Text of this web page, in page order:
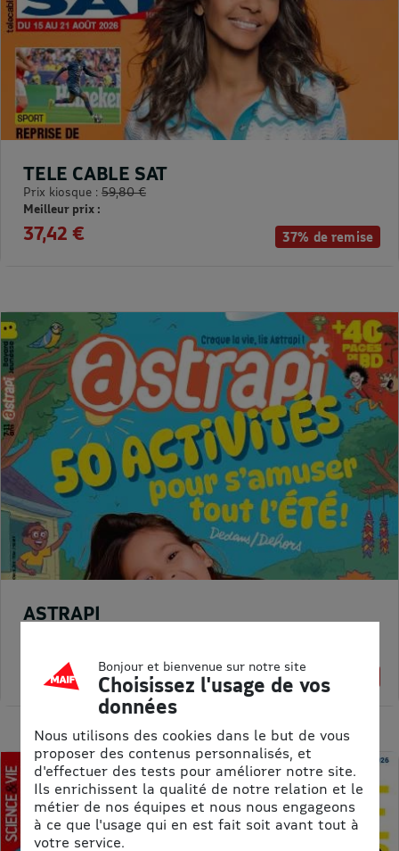
37% de remise
TELE CABLE SAT
Prix kiosque : 59,80 €
Meilleur prix :
37,42 €
ASTRAPI
61,75 € Bonjour et bienvenue sur notre site
Choisissez l'usage de vos
données
Nous utilisons des cookies dans le but de vous
proposer des contenus personnalisés, et
d'effectuer des tests pour améliorer notre site.
Ils enrichissent la qualité de notre relation et le
métier de nos équipes et nous nous engageons
à ce que l'usage qui en est fait soit avant tout à
votre service.